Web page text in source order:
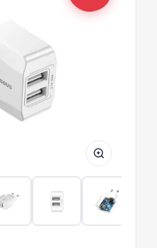
BASEUS
CCALL-
MN02
Mini
Nabíječka
2x
USB,
10,5W,